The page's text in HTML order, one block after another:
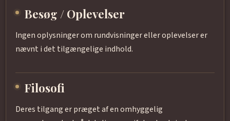
Besøg / Oplevelser
Ingen oplysninger om rundvisninger eller oplevelser er
nævnt i det tilgængelige indhold.
Filosofi
Deres tilgang er præget af en omhyggelig